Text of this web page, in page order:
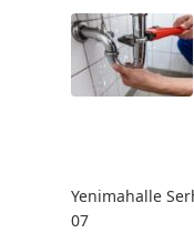
Yenimahalle
07